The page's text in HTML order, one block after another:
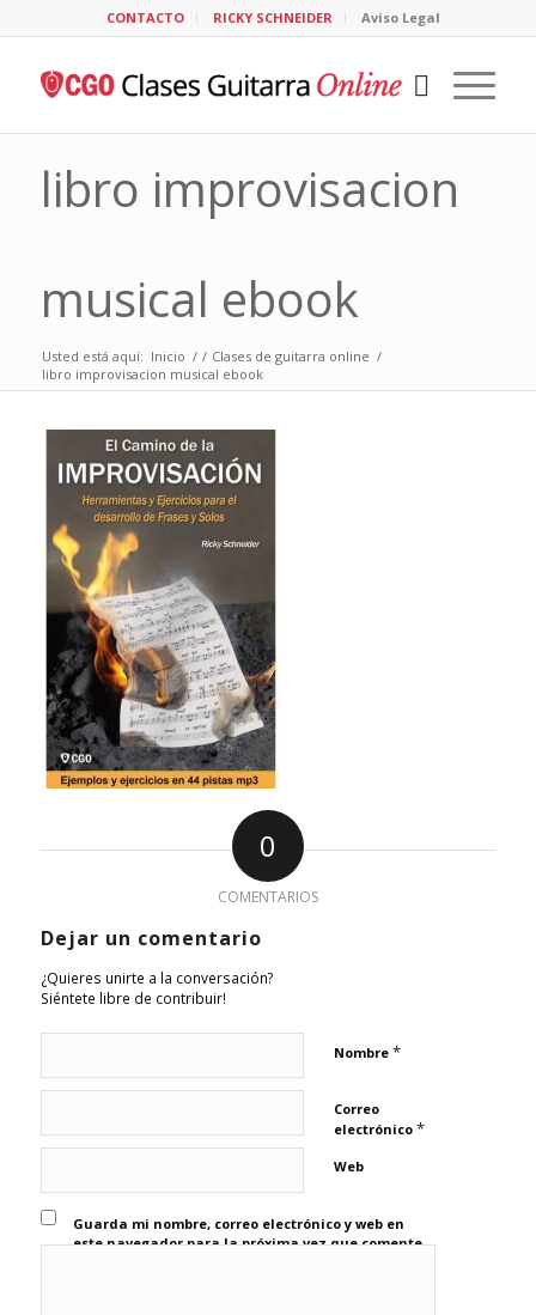
CONTACTO RICKY SCHNEIDER Aviso Legal
libro improvisacion
musical ebook
Usted está aquí: Inicio / / Clases de guitarra online /
libro improvisacion musical ebook
0
COMENTARIOS
Dejar un comentario
¿Quieres unirte a la conversación?
Siéntete libre de contribuir!
Nombre *
Correo
electrónico *
Web
Guarda mi nombre, correo electrónico y web en
este navegador para la próxima vez que comente.